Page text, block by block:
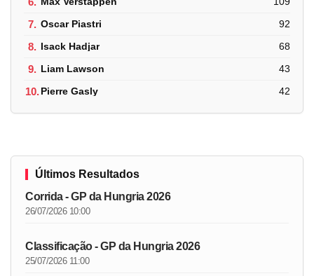
7. Oscar Piastri 92
8. Isack Hadjar 68
9. Liam Lawson 43
10.Pierre Gasly 42
Últimos Resultados
Corrida - GP da Hungria 2026
26/07/2026 10:00
Classificação - GP da Hungria 2026
25/07/2026 11:00